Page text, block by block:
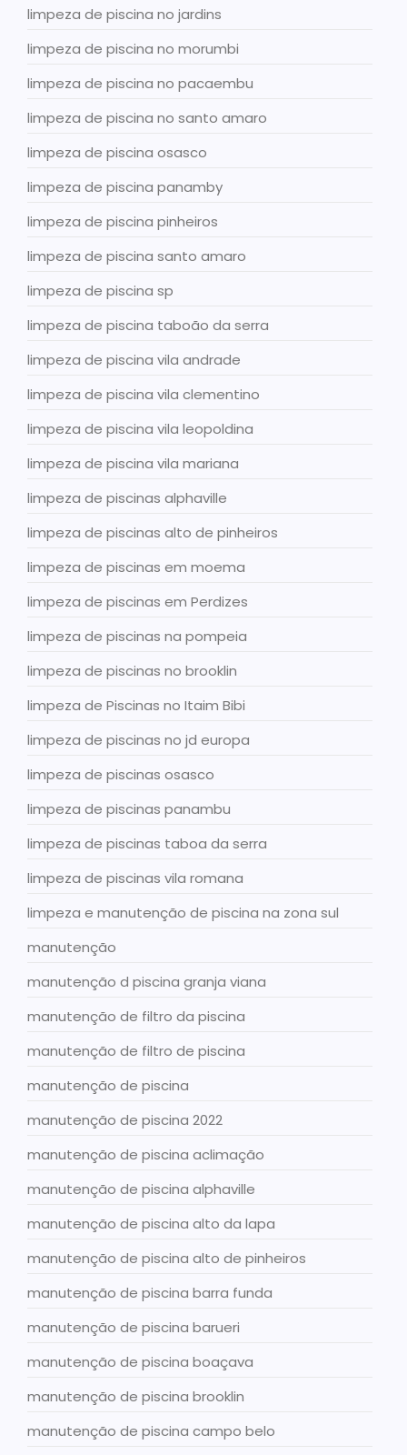
limpeza de piscina no jardins
limpeza de piscina no morumbi
limpeza de piscina no pacaembu
limpeza de piscina no santo amaro
limpeza de piscina osasco
limpeza de piscina panamby
limpeza de piscina pinheiros
limpeza de piscina santo amaro
limpeza de piscina sp
limpeza de piscina taboão da serra
limpeza de piscina vila andrade
limpeza de piscina vila clementino
limpeza de piscina vila leopoldina
limpeza de piscina vila mariana
limpeza de piscinas alphaville
limpeza de piscinas alto de pinheiros
limpeza de piscinas em moema
limpeza de piscinas em Perdizes
limpeza de piscinas na pompeia
limpeza de piscinas no brooklin
limpeza de Piscinas no Itaim Bibi
limpeza de piscinas no jd europa
limpeza de piscinas osasco
limpeza de piscinas panambu
limpeza de piscinas taboa da serra
limpeza de piscinas vila romana
limpeza e manutenção de piscina na zona sul
manutenção
manutenção d piscina granja viana
manutenção de filtro da piscina
manutenção de filtro de piscina
manutenção de piscina
manutenção de piscina 2022
manutenção de piscina aclimação
manutenção de piscina alphaville
manutenção de piscina alto da lapa
manutenção de piscina alto de pinheiros
manutenção de piscina barra funda
manutenção de piscina barueri
manutenção de piscina boaçava
manutenção de piscina brooklin
manutenção de piscina campo belo